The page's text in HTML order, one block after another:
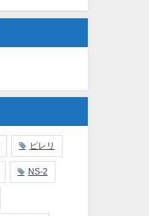
ピレリ
NS-2